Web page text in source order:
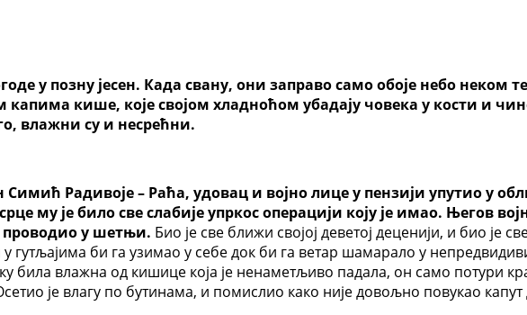
у позну јесен. Када свану, они заправо само обоје небо неком
кише, које својом хладноћом убадају човека у кости и
влажни су и несрећни.
Симић Радивоје – Раћа, удовац и војно лице у пензији упутио у
му је било све слабије упркос операцији коју је имао. Његов
проводио у шетњи. Био је све ближи својој деветој деценији, и био је
у гутљајима би га узимао у себе док би га ветар шамарало у
била влажна од кишице која је ненаметљиво падала, он само потури
је влагу по бутинама, и помислио како није довољно повукао капут